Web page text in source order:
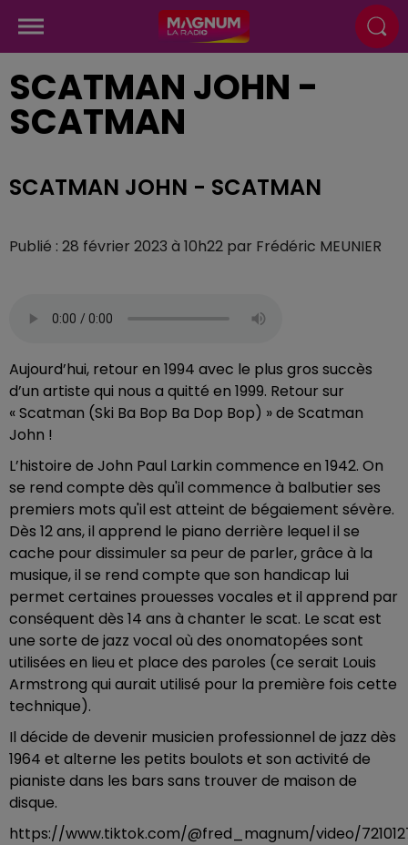
SCATMAN JOHN -
SCATMAN
SCATMAN JOHN - SCATMAN
Publié : 28 février 2023 à 10h22 par Frédéric MEUNIER
Aujourd’hui, retour en 1994 avec le plus gros succès
d’un artiste qui nous a quitté en 1999. Retour sur
« Scatman (Ski Ba Bop Ba Dop Bop) » de Scatman
John !
L’histoire de John Paul Larkin commence en 1942. On
se rend compte dès qu'il commence à balbutier ses
premiers mots qu'il est atteint de bégaiement sévère.
Dès 12 ans, il apprend le piano derrière lequel il se
cache pour dissimuler sa peur de parler, grâce à la
musique, il se rend compte que son handicap lui
permet certaines prouesses vocales et il apprend par
conséquent dès 14 ans à chanter le scat. Le scat est
une sorte de jazz vocal où des onomatopées sont
utilisées en lieu et place des paroles (ce serait Louis
Armstrong qui aurait utilisé pour la première fois cette
technique).
Il décide de devenir musicien professionnel de jazz dès
1964 et alterne les petits boulots et son activité de
pianiste dans les bars sans trouver de maison de
disque.
https://www.tiktok.com/@fred_magnum/video/